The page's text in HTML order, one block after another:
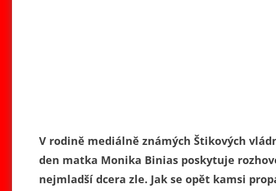
V rodině mediálně známých Štikových
den matka Monika Binias poskytuje
nejmladší dcera zle. Jak se opět kamsi